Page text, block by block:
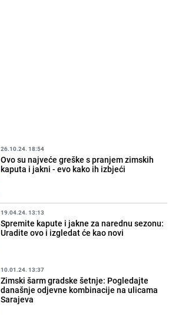
26.10.24. 18:54
Ovo su najveće greške s pranjem zimskih
kaputa i jakni - evo kako ih izbjeći
19.04.24. 13:13
Spremite kapute i jakne za narednu sezonu:
Uradite ovo i izgledat će kao novi
10.01.24. 13:37
Zimski šarm gradske šetnje: Pogledajte
današnje odjevne kombinacije na ulicama
Sarajeva